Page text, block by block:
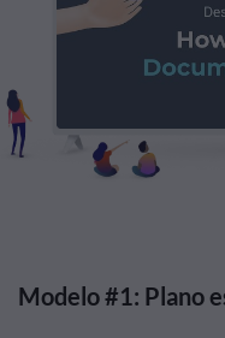
Modelo #1: Plano